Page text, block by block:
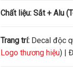
Chất liệu: Sắt + Alu
Trang trí: Decal độc
Logo thương hiệu) |